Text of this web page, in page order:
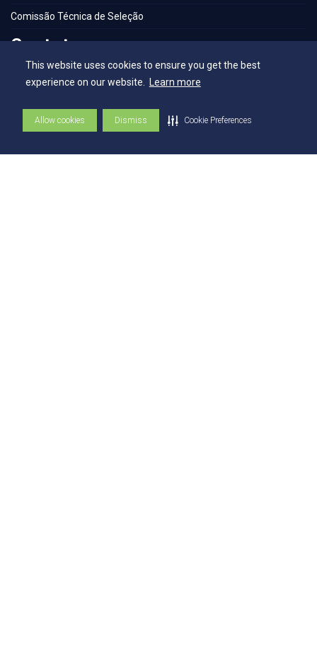
This website uses cookies to ensure you get the best
experience on our website. Learn more
Allow cookies Dismiss Cookie Preferences
Comissão Técnica de Seleção
Contatos
Contatos
Ouvidoria
Fale com o Reitor